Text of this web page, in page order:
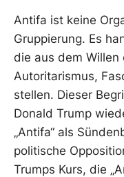
Antifa ist keine
Gruppierung. Es
die aus dem
Autoritarismus,
stellen. Dieser
Donald Trump
„Antifa“ als
politische
Trumps Kurs, die